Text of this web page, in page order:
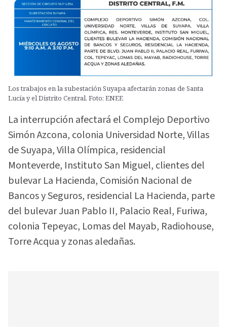
Los trabajos en la subestación Suyapa afectarán zonas de Santa
Lucía y el Distrito Central. Foto: ENEE
La interrupción afectará el Complejo Deportivo
Simón Azcona, colonia Universidad Norte, Villas
de Suyapa, Villa Olímpica, residencial
Monteverde, Instituto San Miguel, clientes del
bulevar La Hacienda, Comisión Nacional de
Bancos y Seguros, residencial La Hacienda, parte
del bulevar Juan Pablo II, Palacio Real, Furiwa,
colonia Tepeyac, Lomas del Mayab, Radiohouse,
Torre Acqua y zonas aledañas.